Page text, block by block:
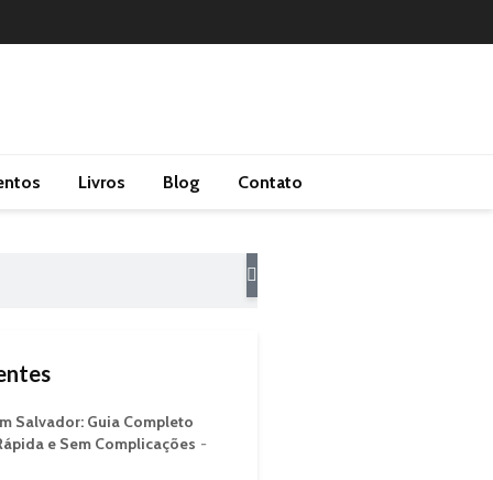
Livros Blog Contato
Salvador: Guia Completo
e Sem Complicações